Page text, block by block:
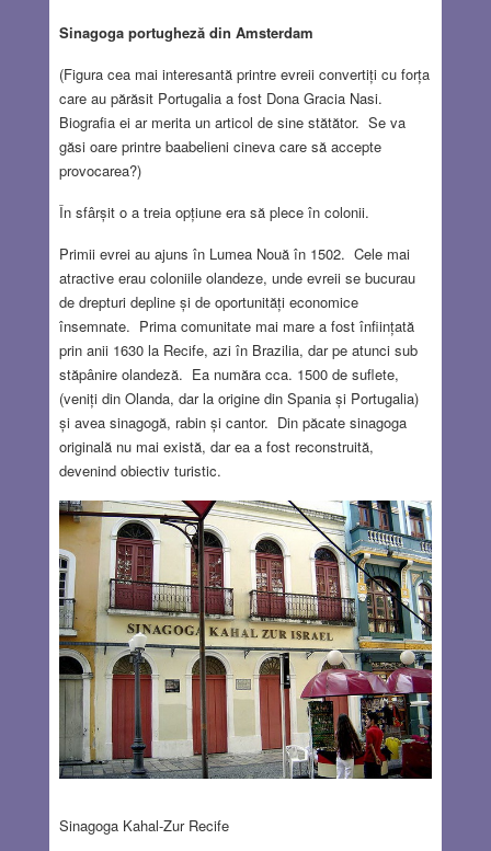
Sinagoga portugheză din Amsterdam
(Figura cea mai interesantă printre evreii convertiți cu forța
care au părăsit Portugalia a fost Dona Gracia Nasi.
Biografia ei ar merita un articol de sine stătător. Se va
găsi oare printre baabelieni cineva care să accepte
provocarea?)
În sfârșit o a treia opțiune era să plece în colonii.
Primii evrei au ajuns în Lumea Nouă în 1502. Cele mai
atractive erau coloniile olandeze, unde evreii se bucurau
de drepturi depline și de oportunități economice
însemnate. Prima comunitate mai mare a fost înființată
prin anii 1630 la Recife, azi în Brazilia, dar pe atunci sub
stăpânire olandeză. Ea număra cca. 1500 de suflete,
(veniți din Olanda, dar la origine din Spania și Portugalia)
și avea sinagogă, rabin și cantor. Din păcate sinagoga
originală nu mai există, dar ea a fost reconstruită,
devenind obiectiv turistic.
Sinagoga Kahal-Zur Recife